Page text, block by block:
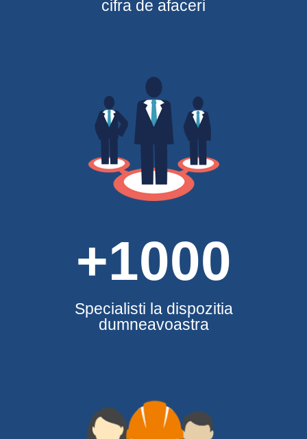
cifra de afaceri
+1000
Specialisti la dispozitia
dumneavoastra